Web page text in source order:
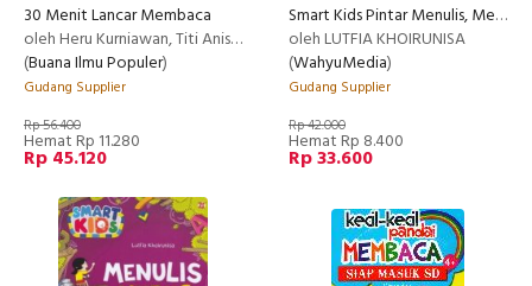
30 Menit Lancar Membaca
oleh Heru Kurniawan, Titi Anisatul Laely
(Buana Ilmu Populer)
Gudang Supplier
Rp 56.400
Hemat Rp 11.280
Rp 45.120
Smart Kids Pintar Menulis, Membaca dan Berhitung
oleh LUTFIA KHOIRUNISA
(WahyuMedia)
Gudang Supplier
Rp 42.000
Hemat Rp 8.400
Rp 33.600